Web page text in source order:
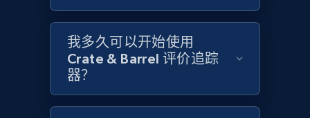
specified keywords
URL, Product id, Title, Product description,
Rating, Reviews count, Initial price, Discount,
and more.
我多久可以开始使用
Crate & Barrel 评价追踪
器？